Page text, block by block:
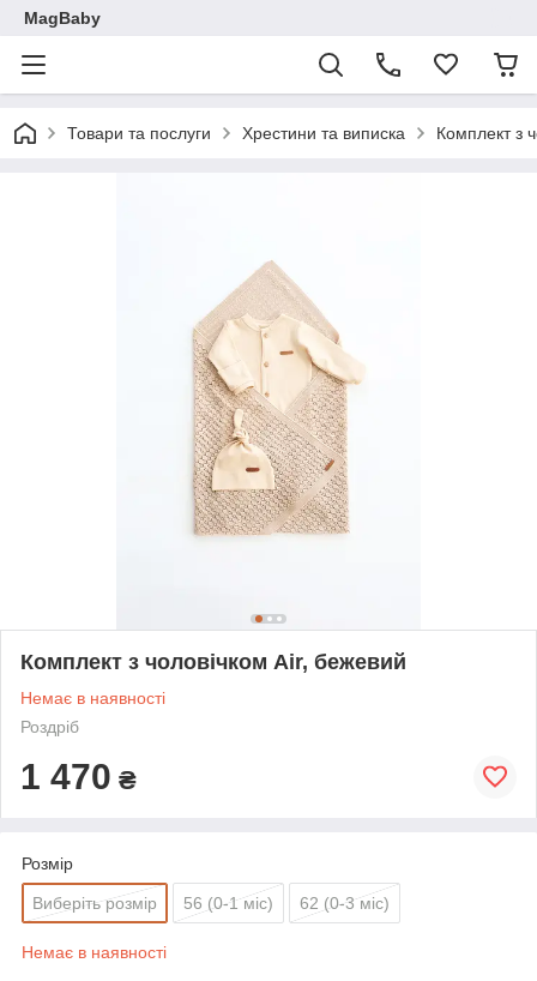
MagBaby
Товари та послуги Хрестини та виписка Комплект з
Комплект з чоловічком Air, бежевий
Немає в наявності
Роздріб
1 470 ₴
Розмір
Виберіть розмір 56 (0-1 міс) 62 (0-3 міс)
Немає в наявності